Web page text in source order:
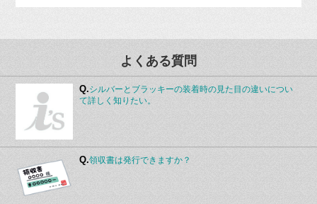
よくある質問
Q.シルバーとブラッキーの装着時の見た目の違いについ
て詳しく知りたい。
Q.領収書は発行できますか？